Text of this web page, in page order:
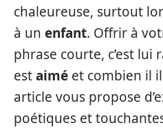
chaleureuse, surtout
à un enfant. Offrir à
phrase courte, c’est lui
estaimé et combien il
article vous propose
poétiques et